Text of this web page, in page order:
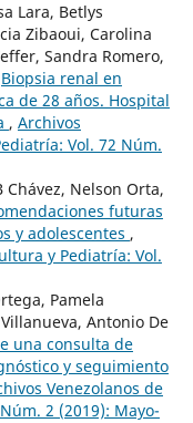
Lara, Betlys
Zibaoui, Carolina
Sandra Romero,
Biopsia renal en
de 28 años. Hospital
, Archivos
Vol. 72 Núm.
Chávez, Nelson Orta,
futuras
y adolescentes ,
y Pediatría: Vol.
Pamela
Antonio De
una consulta de
y seguimiento
Venezolanos de
2 (2019): Mayo-